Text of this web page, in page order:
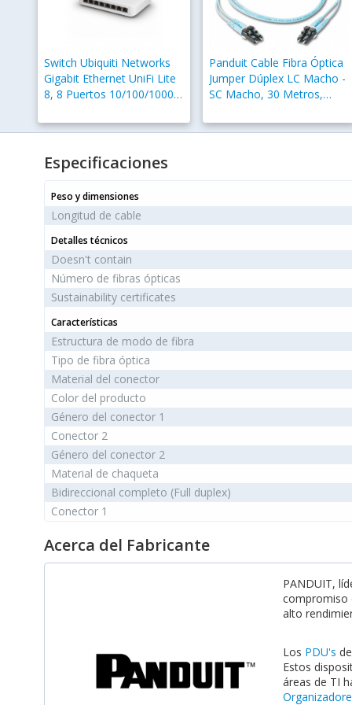
Switch Ubiquiti Networks
Gigabit Ethernet UniFi Lite
8, 8 Puertos 10/100/1000
Administrable
Panduit Cable Fibra Óptica
Jumper Dúplex LC Macho -
SC Macho, 30 Metros,
Especificaciones
Peso y dimensiones
Longitud de cable
Detalles técnicos
Doesn't contain
Número de fibras ópticas
Sustainability certificates
Características
Estructura de modo de fibra
Tipo de fibra óptica
Material del conector
Color del producto
Género del conector 1
Conector 2
Género del conector 2
Material de chaqueta
Bidireccional completo (Full duplex)
Conector 1
Acerca del Fabricante
PANDUIT,
compromiso
alto
Los PDU's
Estos
áreas de TI